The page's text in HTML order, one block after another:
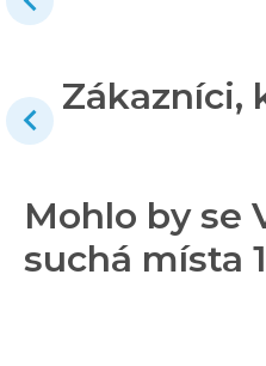
Zákazníci,
Mohlo by se
suchá místa